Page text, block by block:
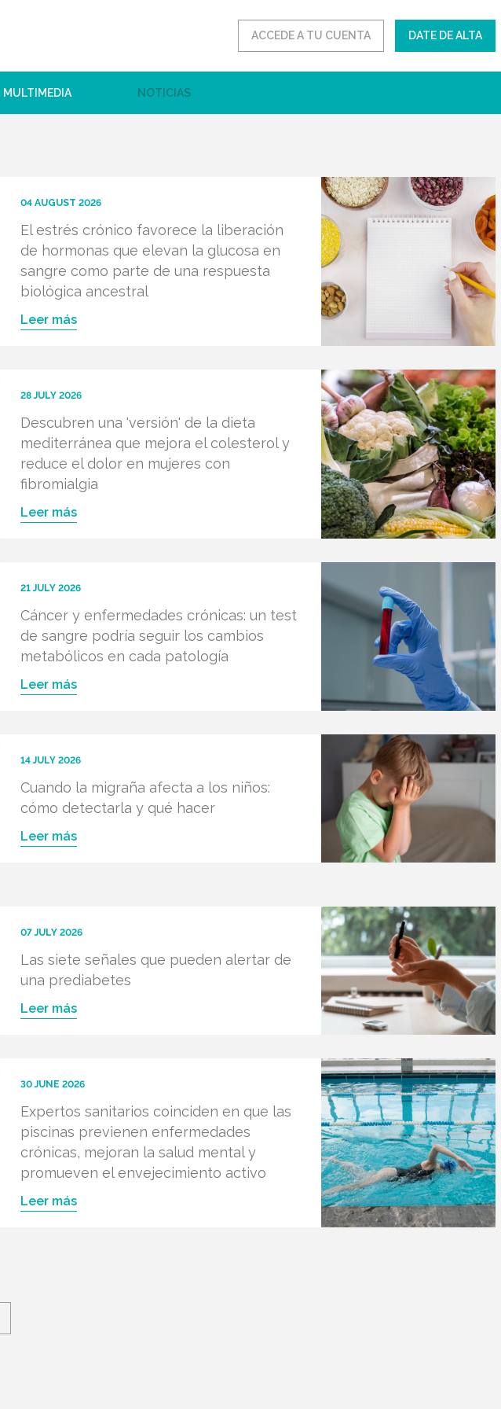
ACCEDE A TU CUENTA DATE DE ALTA
MULTIMEDIA NOTICIAS
04 AUGUST 2026
El estrés crónico favorece la liberación
de hormonas que elevan la glucosa en
sangre como parte de una respuesta
biológica ancestral
Leer más
28 JULY 2026
Descubren una 'versión' de la dieta
mediterránea que mejora el colesterol y
reduce el dolor en mujeres con
fibromialgia
Leer más
21 JULY 2026
Cáncer y enfermedades crónicas: un test
de sangre podría seguir los cambios
metabólicos en cada patología
Leer más
14 JULY 2026
Cuando la migraña afecta a los niños:
cómo detectarla y qué hacer
Leer más
07 JULY 2026
Las siete señales que pueden alertar de
una prediabetes
Leer más
30 JUNE 2026
Expertos sanitarios coinciden en que las
piscinas previenen enfermedades
crónicas, mejoran la salud mental y
promueven el envejecimiento activo
Leer más